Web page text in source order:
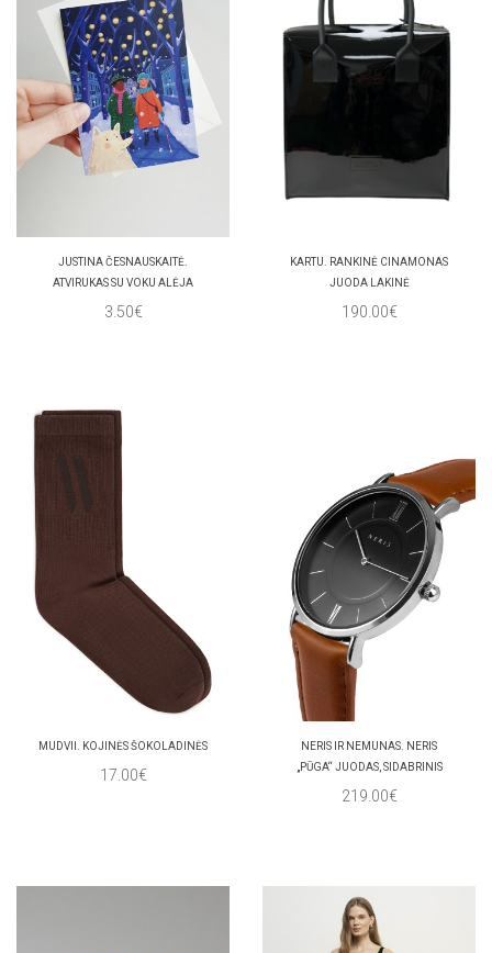
JUSTINA ČESNAUSKAITĖ.
ATVIRUKAS SU VOKU ALĖJA
3.50€
KARTU. RANKINĖ CINAMONAS
JUODA LAKINĖ
190.00€
MUDVII. KOJINĖS ŠOKOLADINĖS
17.00€
NERIS IR NEMUNAS. NERIS
„PŪGA“ JUODAS, SIDABRINIS
219.00€